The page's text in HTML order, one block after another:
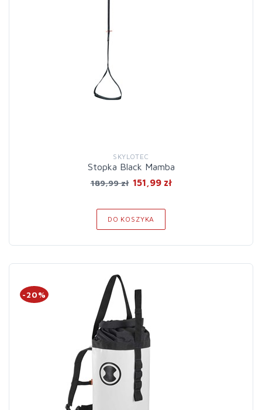
SKYLOTEC
Stopka Black Mamba
189,99 zł 151,99 zł
DO KOSZYKA
-20%